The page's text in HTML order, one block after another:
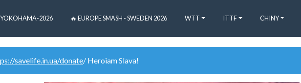
2026 🔥 EUROPE SMASH - SWEDEN 2026 WTT ITTF CHINY
savelife.in.ua/donate/ Heroiam Slava!